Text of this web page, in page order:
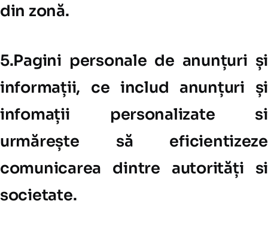
din zonă.
5.Pagini personale de anunțuri și
informații, ce includ anunțuri și
infomații personalizate si
urmărește să eficientizeze
comunicarea dintre autorități si
societate.